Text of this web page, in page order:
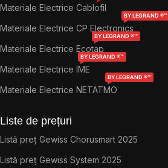
Materiale Electrice Cablofil
Materiale Electrice CP Electronics
BY LEGRAND ®™
Materiale Electrice Ecotap
BY LEGRAND ®™
Materiale Electrice IME
BY LEGRAND ®™
Materiale Electrice NETATMO
BY LEGRAND ®™
Liste de prețuri
Listă preț Gewiss Chorusmart 2025
Listă preț Gewiss System 2025